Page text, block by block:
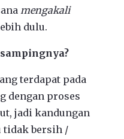
mengakali
dulu.
terdapat pada
dengan proses
jadi kandungan
tidak bersih /